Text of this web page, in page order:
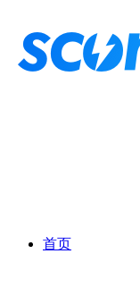
首页